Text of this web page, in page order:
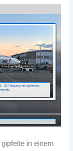
gipfelte in einem